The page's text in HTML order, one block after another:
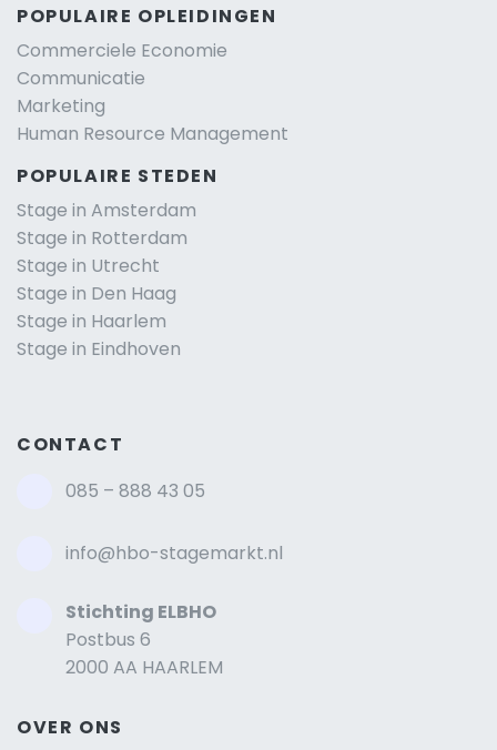
POPULAIRE OPLEIDINGEN
Commerciele Economie
Communicatie
Marketing
Human Resource Management
POPULAIRE STEDEN
Stage in Amsterdam
Stage in Rotterdam
Stage in Utrecht
Stage in Den Haag
Stage in Haarlem
Stage in Eindhoven
CONTACT
085 – 888 43 05
info@hbo-stagemarkt.nl
Stichting ELBHO
Postbus 6
2000 AA HAARLEM
OVER ONS